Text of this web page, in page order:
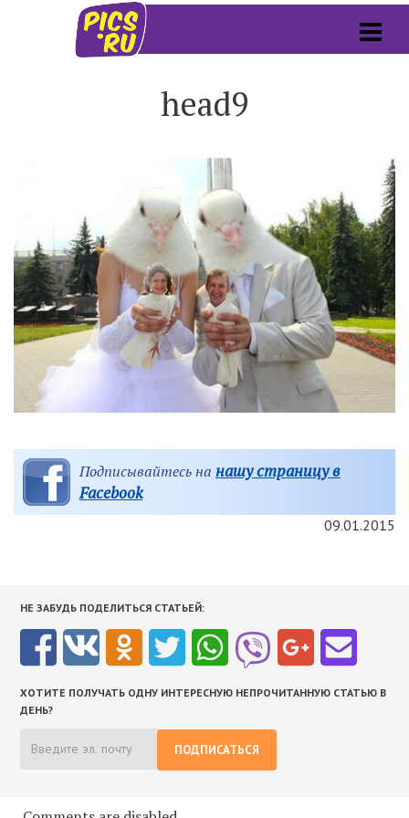
head9
Подписывайтесь на нашу страницу в
Facebook
09.01.2015
НЕ ЗАБУДЬ ПОДЕЛИТЬСЯ СТАТЬЕЙ:
ХОТИТЕ ПОЛУЧАТЬ ОДНУ ИНТЕРЕСНУЮ НЕПРОЧИТАННУЮ СТАТЬЮ В
ДЕНЬ?
ПОДПИСАТЬСЯ